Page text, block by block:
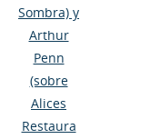
Sombra) y
Arthur
Penn
(sobre
Alices
Restaura